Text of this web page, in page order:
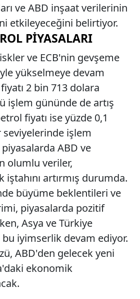
ve ABD inşaat verilerinin
etkileyeceğini belirtiyor.
PIYASALARI
ve ECB'nin gevşeme
yükselmeye devam
2 bin 713 dolara
işlem gününde de artış
fiyatı ise yüzde 0,1
seviyelerinde işlem
ABD ve
olumlu veriler,
iştahını artırmış durumda.
büyüme beklentileri ve
piyasalarda pozitif
Asya ve Türkiye
bu iyimserlik devam ediyor.
ABD'den gelecek yeni
ekonomik